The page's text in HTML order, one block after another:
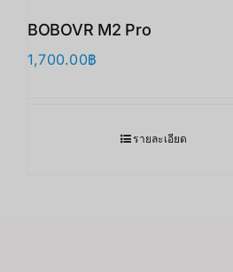
BOBOVR M2 Pro
1,700.00฿
รายละเอียด